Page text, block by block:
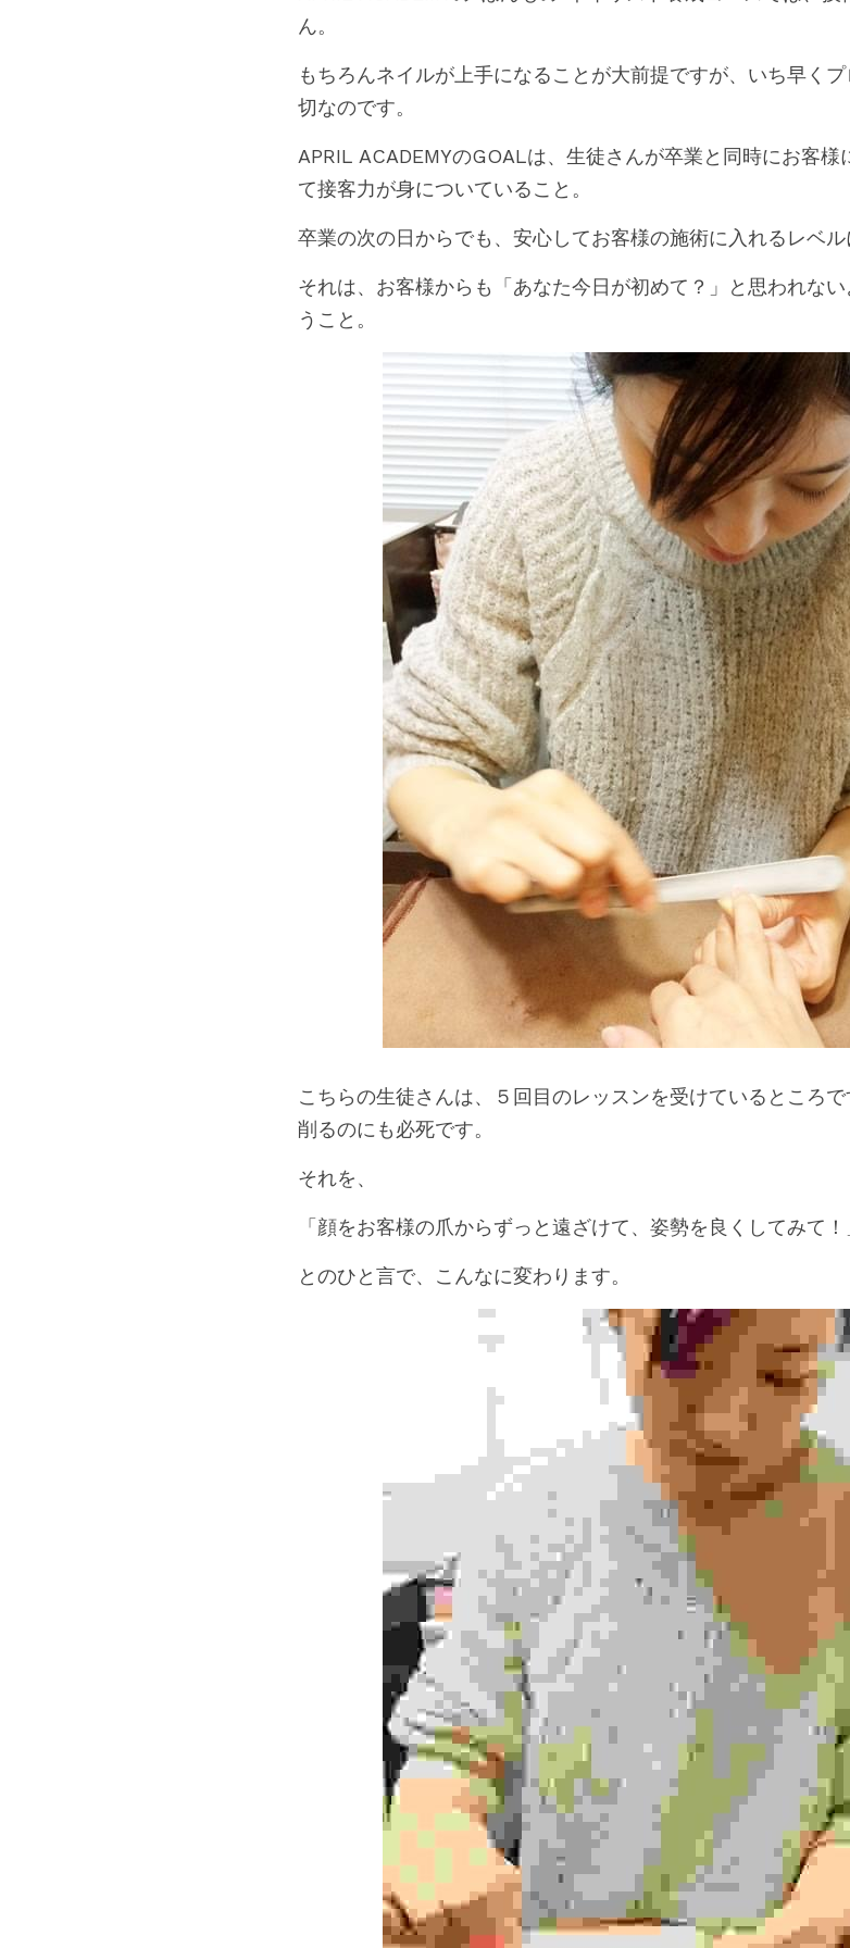
ん。
もちろんネイルが上手になることが大前提ですが、いち早く
切なのです。
APRIL ACADEMYのGOALは、生徒さんが卒業と同時にお客
て接客力が身についていること。
卒業の次の日からでも、安心してお客様の施術に入れるレベル
それは、お客様からも「あなた今日が初めて？」と思われな
うこと。
こちらの生徒さんは、５回目のレッスンを受けているところ
削るのにも必死です。
それを、
「顔をお客様の爪からずっと遠ざけて、姿勢を良くしてみて！
とのひと言で、こんなに変わります。